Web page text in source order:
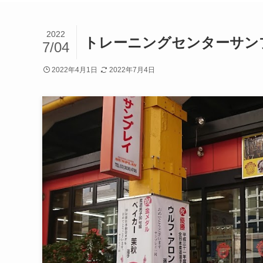
トレーニングセンターサ
2022
7/04
2022年4月1日 2022年7月4日